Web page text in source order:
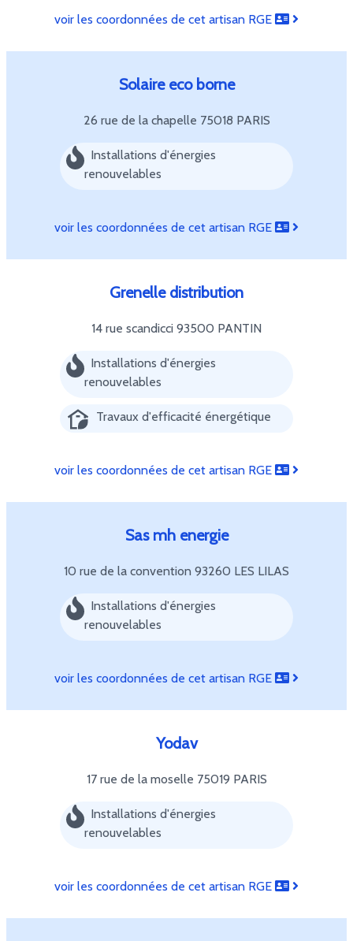
voir les coordonnées de cet artisan RGE
Solaire eco borne
26 rue de la chapelle 75018 PARIS
Installations d'énergies
renouvelables
voir les coordonnées de cet artisan RGE
Grenelle distribution
14 rue scandicci 93500 PANTIN
Installations d'énergies
renouvelables
Travaux d'efficacité énergétique
voir les coordonnées de cet artisan RGE
Sas mh energie
10 rue de la convention 93260 LES LILAS
Installations d'énergies
renouvelables
voir les coordonnées de cet artisan RGE
Yodav
17 rue de la moselle 75019 PARIS
Installations d'énergies
renouvelables
voir les coordonnées de cet artisan RGE